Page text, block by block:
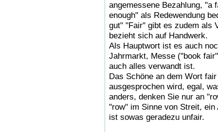
angemessene Bezahlung, "a
enough" als Redewendung
gut" "Fair" gibt es zudem als
bezieht sich auf Handwerk.
Als Hauptwort ist es auch
Jahrmarkt, Messe ("book
auch alles verwandt ist.
Das Schöne an dem Wort
ausgesprochen wird, egal,
anders, denken Sie nur an
"row" im Sinne von Streit,
ist sowas geradezu unfair.